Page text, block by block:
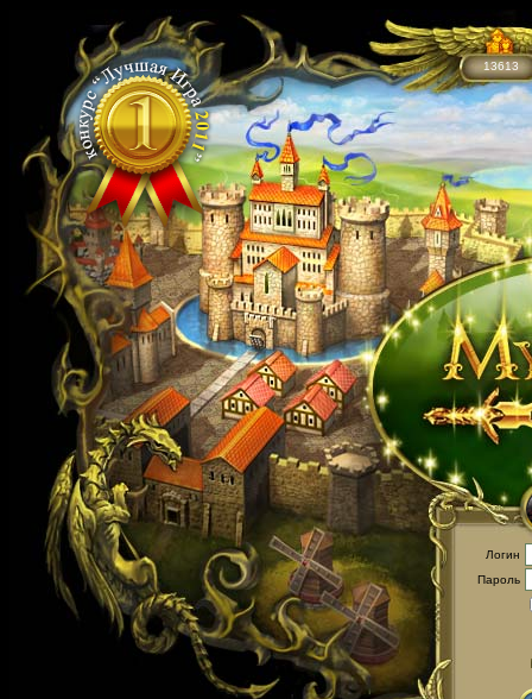
13613
Логин
Пароль